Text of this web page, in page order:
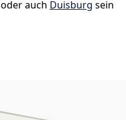
oder auch Duisburg sein